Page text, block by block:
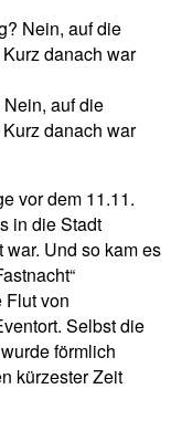
auf die
danach war
vor dem 11.11.
in die Stadt
Und so kam es
Flut von
Selbst die
förmlich
kürzester Zeit